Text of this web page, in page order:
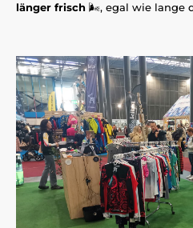
länger frisch 🌬️, egal wie lange